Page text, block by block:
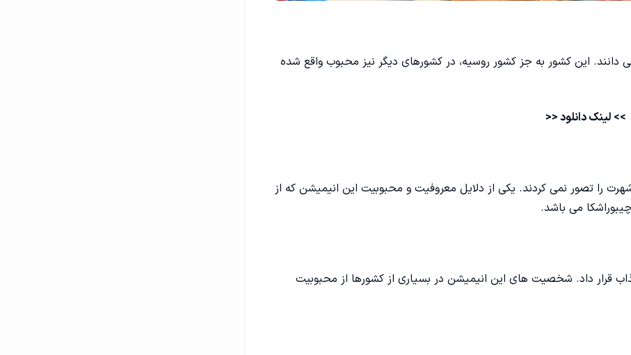
دانند. این کشور به جز کشور روسیه، در کشورهای دیگر نیز محبوب واقع شده
>> لینک دانلود<<
را تصور نمی کردند. یکی از دلایل معروفیت و محبوبیت این انیمیشن که از
می باشد.
قرار داد. شخصیت های این انیمیشن در بسیاری از کشورها از محبوبیت